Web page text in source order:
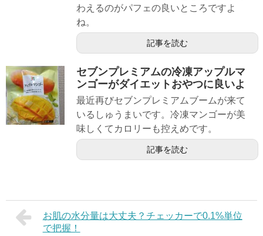
わえるのがパフェの良いところですよ
ね。
記事を読む
セブンプレミアムの冷凍アップルマ
ンゴーがダイエットおやつに良いよ
最近再びセブンプレミアムブームが来て
いるしゅうまいです。冷凍マンゴーが美
味しくてカロリーも控えめです。
記事を読む
お肌の水分量は大丈夫？チェッカーで0.1%単位
で把握！